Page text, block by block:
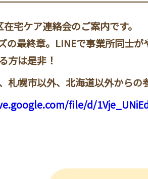
宅ケア連絡会のご案内です。
の最終章。LINEで事業所同士が
方は是非！
札幌市以外、北海道以外からの
file/d/